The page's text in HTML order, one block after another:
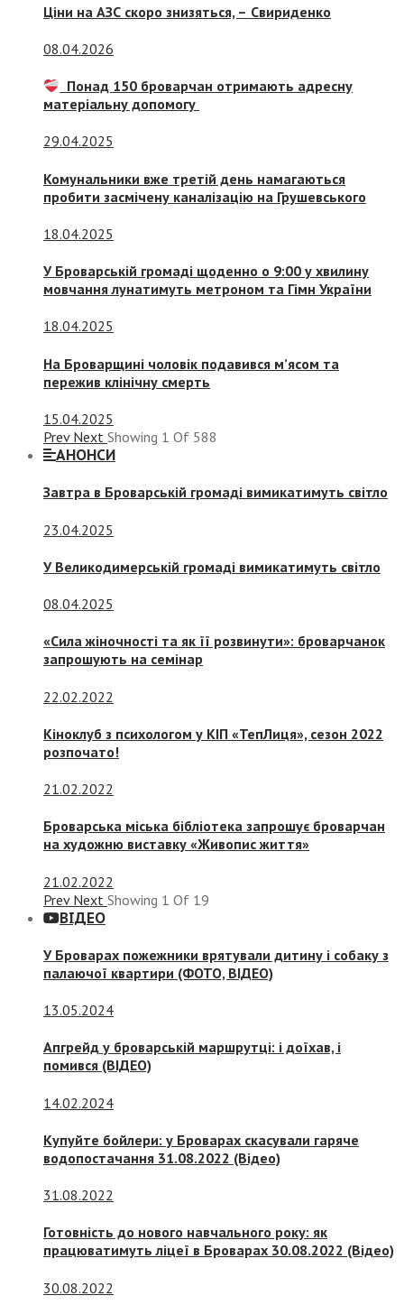
Ціни на АЗС скоро знизяться, – Свириденко
08.04.2026
Понад 150 броварчан отримають адресну
матеріальну допомогу
29.04.2025
Комунальники вже третій день намагаються
пробити засмічену каналізацію на Грушевського
18.04.2025
У Броварській громаді щоденно о 9:00 у хвилину
мовчання лунатимуть метроном та Гімн України
18.04.2025
На Броварщині чоловік подавився м’ясом та
пережив клінічну смерть
15.04.2025
Prev Next Showing 1 Of 588
АНОНСИ
Завтра в Броварській громаді вимикатимуть світло
23.04.2025
У Великодимерській громаді вимикатимуть світло
08.04.2025
«Сила жіночності та як її розвинути»: броварчанок
запрошують на семінар
22.02.2022
Кіноклуб з психологом у КІП «ТепЛиця», сезон 2022
розпочато!
21.02.2022
Броварська міська бібліотека запрошує броварчан
на художню виставку «Живопис життя»
21.02.2022
Prev Next Showing 1 Of 19
ВІДЕО
У Броварах пожежники врятували дитину і собаку з
палаючої квартири (ФОТО, ВІДЕО)
13.05.2024
Апгрейд у броварській маршрутці: і доїхав, і
помився (ВІДЕО)
14.02.2024
Купуйте бойлери: у Броварах скасували гаряче
водопостачання 31.08.2022 (Відео)
31.08.2022
Готовність до нового навчального року: як
працюватимуть ліцеї в Броварах 30.08.2022 (Відео)
30.08.2022